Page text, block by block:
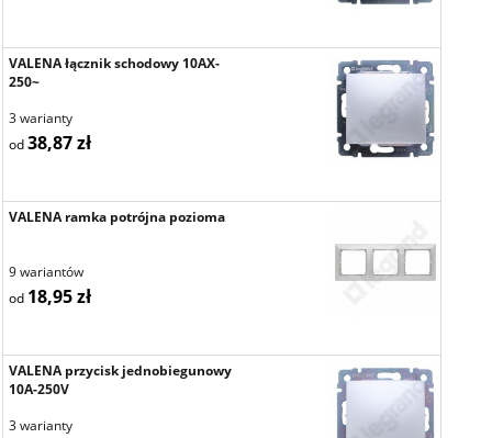
VALENA łącznik schodowy 10AX-
250~
3 warianty
od38,87 zł
VALENA ramka potrójna pozioma
9 wariantów
od 18,95 zł
VALENA przycisk jednobiegunowy
10A-250V
3 warianty